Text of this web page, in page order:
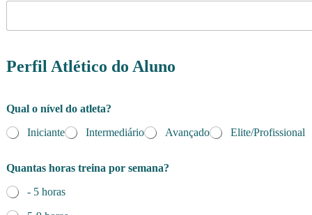
Perfil Atlético do Aluno
Qual o nível do atleta?
Iniciante
Intermediário Avançado Elite/Profissional
Quantas horas treina por semana?
- 5 horas